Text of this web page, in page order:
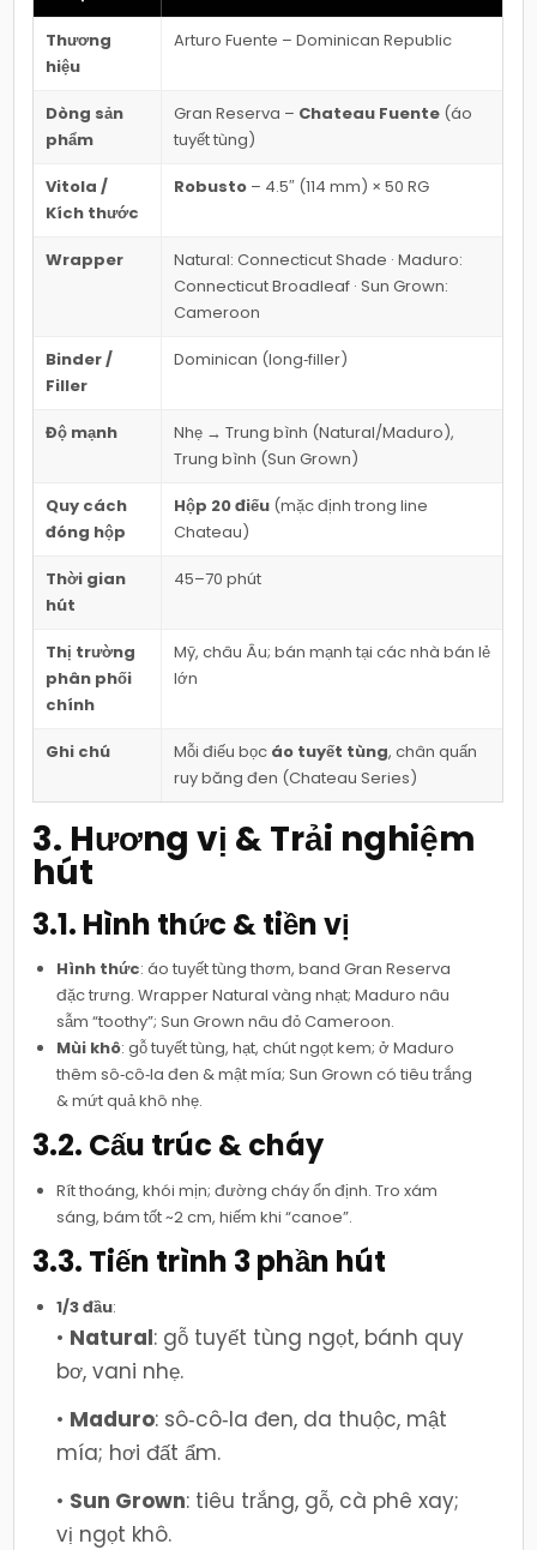
Thương
hiệu
Arturo Fuente – Dominican Republic
Dòng sản
phẩm
Gran Reserva – Chateau Fuente (áo
tuyết tùng)
Vitola /
Kích thước
Robusto – 4.5″ (114 mm) × 50 RG
Wrapper
Natural: Connecticut Shade · Maduro:
Connecticut Broadleaf · Sun Grown:
Cameroon
Binder /
Filler
Dominican (long‑filler)
Độ mạnh
Nhẹ → Trung bình (Natural/Maduro),
Trung bình (Sun Grown)
Quy cách
đóng hộp
Hộp 20 điếu (mặc định trong line
Chateau)
Thời gian
hút
45–70 phút
Thị trường
phân phối
chính
Mỹ, châu Âu; bán mạnh tại các nhà bán lẻ
lớn
Ghi chú Mỗi điếu bọc áo tuyết tùng, chân quấn
ruy băng đen (Chateau Series)
3. Hương vị & Trải nghiệm
hút
3.1. Hình thức & tiền vị
Hình thức: áo tuyết tùng thơm, band Gran Reserva
đặc trưng. Wrapper Natural vàng nhạt; Maduro nâu
sẫm “toothy”; Sun Grown nâu đỏ Cameroon.
Mùi khô: gỗ tuyết tùng, hạt, chút ngọt kem; ở Maduro
thêm sô‑cô‑la đen & mật mía; Sun Grown có tiêu trắng
& mứt quả khô nhẹ.
3.2. Cấu trúc & cháy
Rít thoáng, khói mịn; đường cháy ổn định. Tro xám
sáng, bám tốt ~2 cm, hiếm khi “canoe”.
3.3. Tiến trình 3 phần hút
1/3 đầu:
• Natural: gỗ tuyết tùng ngọt, bánh quy
bơ, vani nhẹ.
• Maduro: sô‑cô‑la đen, da thuộc, mật
mía; hơi đất ẩm.
• Sun Grown: tiêu trắng, gỗ, cà phê xay;
vị ngọt khô.